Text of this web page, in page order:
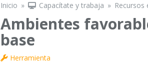
Se encuentra usted aquí
Inicio » Capacítate y trabaja »
Ambientes
base
Herramienta